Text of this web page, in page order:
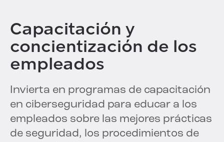
Capacitación y
concientización de los
empleados
Invierta en programas de capacitación
en ciberseguridad para educar a los
empleados sobre las mejores prácticas
de seguridad, los procedimientos de